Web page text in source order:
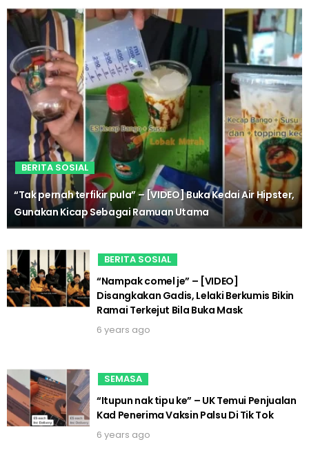
BERITA SOSIAL
“Tak pernah terfikir pula” – [VIDEO] Buka Kedai Air Hipster,
Gunakan Kicap Sebagai Ramuan Utama
BERITA SOSIAL
“Nampak comel je” – [VIDEO]
Disangkakan Gadis, Lelaki Berkumis Bikin
Ramai Terkejut Bila Buka Mask
6 years ago
SEMASA
“Itupun nak tipu ke” – UK Temui Penjualan
Kad Penerima Vaksin Palsu Di Tik Tok
6 years ago